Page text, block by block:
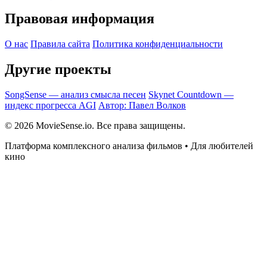
Правовая информация
О нас Правила сайта Политика конфиденциальности
Другие проекты
SongSense — анализ смысла песен Skynet Countdown —
индекс прогресса AGI Автор: Павел Волков
© 2026 MovieSense.io. Все права защищены.
Платформа комплексного анализа фильмов • Для любителей
кино